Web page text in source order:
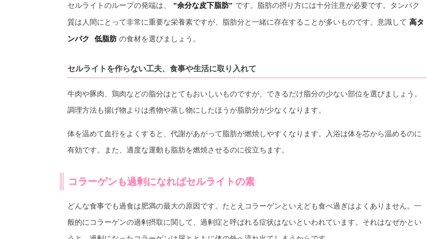
セルライトのループの発端は、 ”余分な皮下脂肪” です。脂肪の摂り方には十分注意が必要です。タンパク
質は人間にとって非常に重要な栄養素ですが、脂肪分と一緒に存在することが多いものです。意識して 高タ
ンパク 低脂肪 の食材を選びましょう。
セルライトを作らない工夫、食事や生活に取り入れて
牛肉や豚肉、鶏肉などの脂分はとてもおいしいものですが、できるだけ脂分の少ない部位を選びましょう。
調理方法も揚げ物よりは煮物や蒸し物にしたほうが脂肪分が少なくなります。
体を温めて血行をよくすると、代謝があがって脂肪が燃焼しやすくなります。入浴は体を芯から温めるのに
有効です。また、適度な運動も脂肪を燃焼させるのに役立ちます。
コラーゲンも過剰になればセルライトの素
どんな食事でも過食は肥満の最大の原因です。たとえコラーゲンといえども食べ過ぎはよくありません。一
般的にコラーゲンの過剰摂取に関して、過剰症と呼ばれる症状はないといわれています。それはなぜかとい